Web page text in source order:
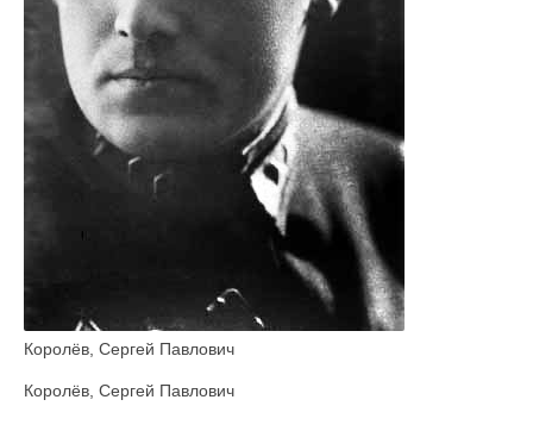
Королёв, Сергей Павлович
Королёв, Сергей Павлович